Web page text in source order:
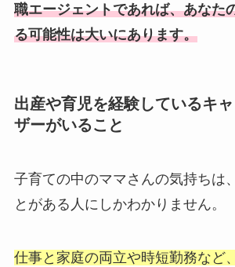
職エージェントであれば、あなた
る可能性は大いにあります。
出産や育児を経験しているキ
ザーがいること
子育ての中のママさんの気持ちは
とがある人にしかわかりません。
仕事と家庭の両立や時短勤務など